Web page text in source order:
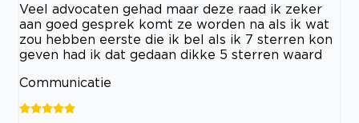
Veel advocaten gehad maar deze raad ik zeker
aan goed gesprek komt ze worden na als ik wat
zou hebben eerste die ik bel als ik 7 sterren kon
geven had ik dat gedaan dikke 5 sterren waard
Communicatie